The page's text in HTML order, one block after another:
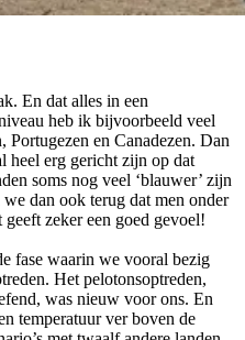
En dat alles in een
heb ik bijvoorbeeld veel
Portugezen en Canadezen. Dan
heel erg gericht zijn op dat
soms nog veel ‘blauwer’ zijn
dan ook terug dat men onder
zeker een goed gevoel!
fase waarin we vooral bezig
Het pelotonsoptreden,
was nieuw voor ons. En
temperatuur ver boven de